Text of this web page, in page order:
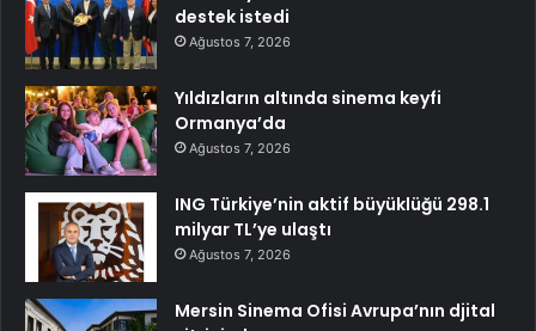
destek istedi
Ağustos 7, 2026
Yıldızların altında sinema keyfi
Ormanya’da
Ağustos 7, 2026
ING Türkiye’nin aktif büyüklüğü 298.1
milyar TL’ye ulaştı
Ağustos 7, 2026
Mersin Sinema Ofisi Avrupa’nın djital